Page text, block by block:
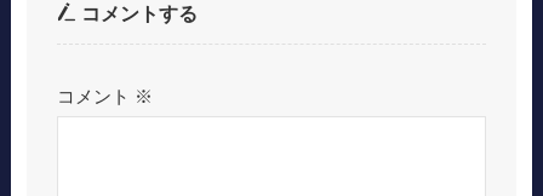
コメントする
コメント ※